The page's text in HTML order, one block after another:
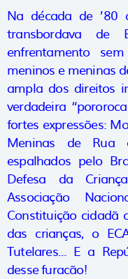
Na década de ’80
transbordava
enfrentamento
meninos e meninas
ampla dos direitos
verdadeira
fortes expressões:
Meninas de Rua
espalhados pelo
Defesa da
Associação
Constituição cidadã
das crianças, o
Tutelares... E a
desse furacão!